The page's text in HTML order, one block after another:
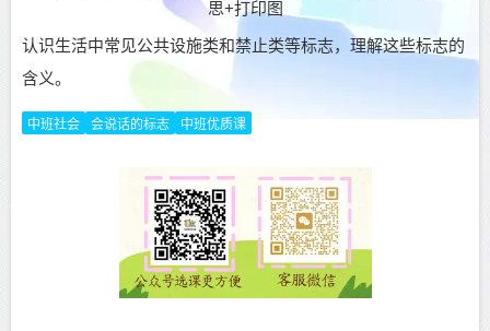
认识生活中常见公共设施类和禁止类等标志，理解这些标志的
含义。
中班社会 会说话的标志 中班优质课